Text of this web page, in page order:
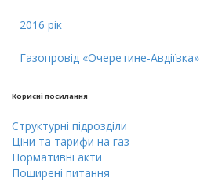
2016 рік
Газопровід «Очеретине-Авдіївка»
Кориснi посилання
Cтруктурнi пiдроздiли
Цiни тa тарифи на газ
Нормативні акти
Поширені питання